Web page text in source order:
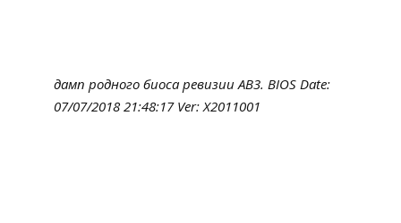
дамп родного биоса ревизии AB3. BIOS Date:
07/07/2018 21:48:17 Ver: X2011001